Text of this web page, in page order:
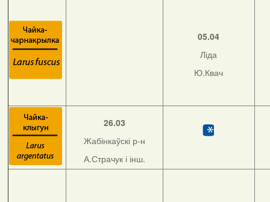
05.04
Ліда
Ю.Квач
26.03
Жабінкаўскі р-н
А.Страчук і інш.